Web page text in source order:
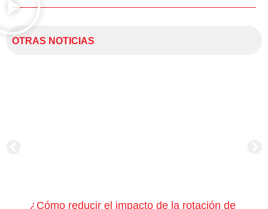
OTRAS NOTICIAS
¿Cómo reducir el impacto de la rotación de